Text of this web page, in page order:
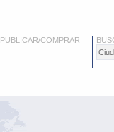
PUBLICAR/COMPRAR